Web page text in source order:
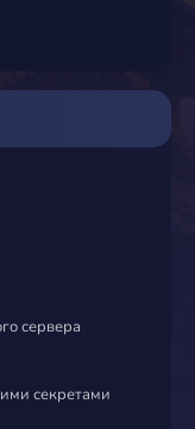
сервера
секретами